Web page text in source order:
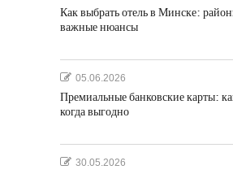
Как выбрать отель в Минске:
важные нюансы
05.06.2026
Премиальные банковские карты:
когда выгодно
30.05.2026